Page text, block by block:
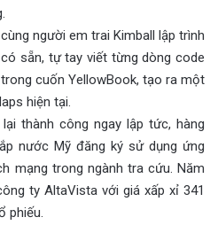
người em trai Kimball lập trình
sẵn, tự tay viết từng dòng code
cuốn YellowBook, tạo ra một
hiện tại.
thành công ngay lập tức, hàng
nước Mỹ đăng ký sử dụng ứng
mạng trong ngành tra cứu. Năm
ty AltaVista với giá xấp xỉ 341
phiếu.